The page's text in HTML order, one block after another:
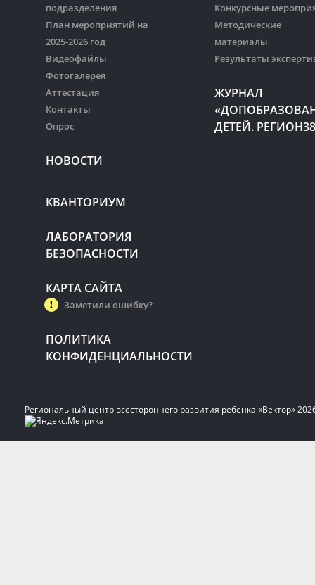
подразделения
План мероприятий на
2025-2026 год
Видеофайлы
Фотогалерея
Аттестация
Контакты
Опрос
НОВОСТИ
Конкурсные
Методические
материалы
Результаты
ЖУРНАЛ
ДЕТЕЙ.
КВАНТОРИУМ
ЛАБОРАТОРИЯ
БЕЗОПАСНОСТИ
КАРТА САЙТА
Заметили ошибку?
ПОЛИТИКА
КОНФИДЕНЦИАЛЬНОСТИ
Региональный центр всестороннего развития ребенка «Вектор»